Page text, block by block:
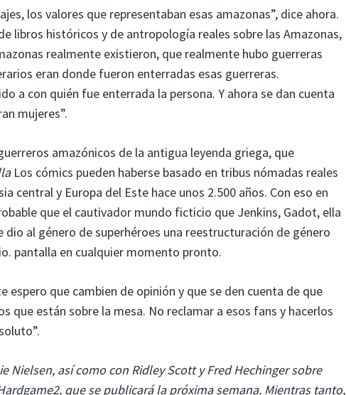
los valores que representaban esas amazonas”, dice ahora.
libros históricos y de antropología reales sobre las Amazonas,
realmente existieron, que realmente hubo guerreras
eran donde fueron enterradas esas guerreras.
a con quién fue enterrada la persona. Y ahora se dan cuenta
mujeres”.
amazónicos de la antigua leyenda griega, que
Los cómics pueden haberse basado en tribus nómadas reales
central y Europa del Este hace unos 2.500 años. Con eso en
que el cautivador mundo ficticio que Jenkins, Gadot, ella
al género de superhéroes una reestructuración de género
pantalla en cualquier momento pronto.
espero que cambien de opinión y que se den cuenta de que
que están sobre la mesa. No reclamar a esos fans y hacerlos
Nielsen, así como con Ridley Scott y Fred Hechinger sobre
que se publicará la próxima semana. Mientras tanto,